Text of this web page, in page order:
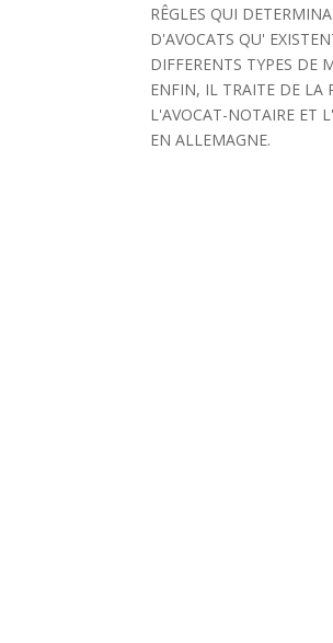
RÊGLES QUI
D'AVOCATS QU'
DIFFERENTS TYPES DE
ENFIN, IL TRAITE DE LA
L'AVOCAT-NOTAIRE ET
EN ALLEMAGNE.